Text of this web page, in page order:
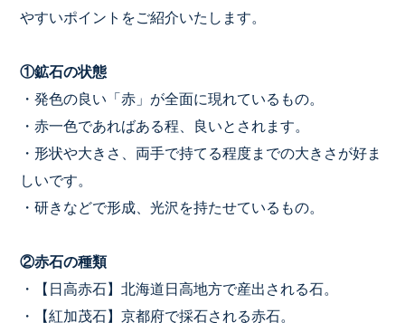
やすいポイントをご紹介いたします。
①鉱石の状態
・発色の良い「赤」が全面に現れているもの。
・赤一色であればある程、良いとされます。
・形状や大きさ、両手で持てる程度までの大きさが好ま
しいです。
・研きなどで形成、光沢を持たせているもの。
②赤石の種類
・【日高赤石】北海道日高地方で産出される石。
・【紅加茂石】京都府で採石される赤石。